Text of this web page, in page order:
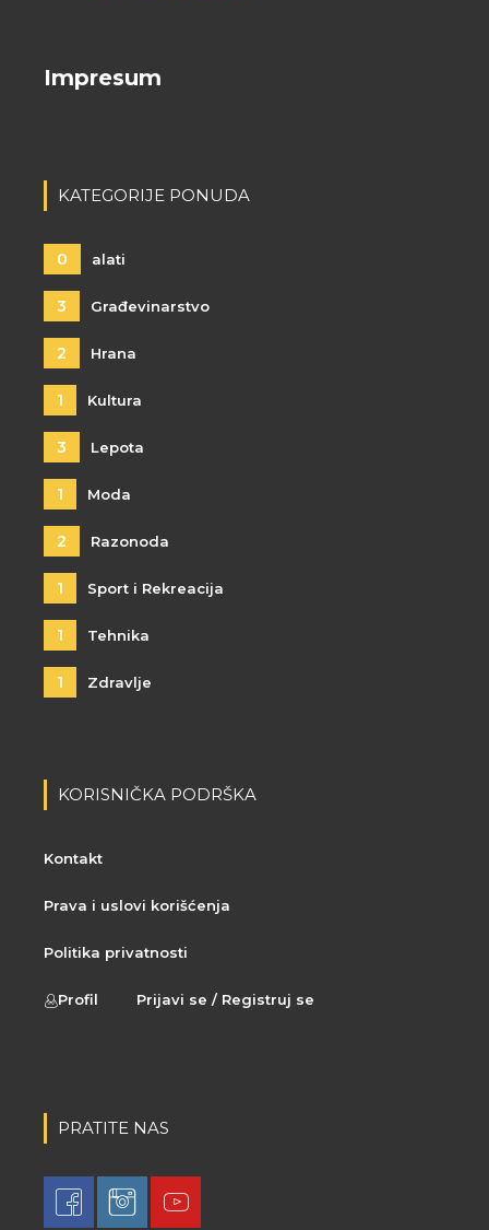
Impresum
KATEGORIJE PONUDA
0 alati
3 Građevinarstvo
2 Hrana
1 Kultura
3 Lepota
1 Moda
2 Razonoda
1 Sport i Rekreacija
1 Tehnika
1 Zdravlje
KORISNIČKA PODRŠKA
Kontakt
Prava i uslovi korišćenja
Politika privatnosti
Profil Prijavi se / Registruj se
PRATITE NAS